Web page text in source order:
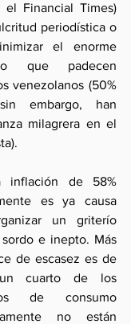
el Financial Times)
periodística o
el enorme
que padecen
venezolanos (50%
embargo, han
milagrera en el
inflación de 58%
es ya causa
un griterío
e inepto. Más
de escasez es de
cuarto de los
de consumo
no están